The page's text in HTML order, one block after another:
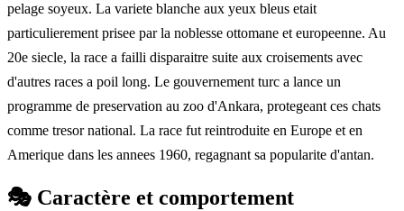
pelage soyeux. La variete blanche aux yeux bleus etait
particulierement prisee par la noblesse ottomane et europeenne. Au
20e siecle, la race a failli disparaitre suite aux croisements avec
d'autres races a poil long. Le gouvernement turc a lance un
programme de preservation au zoo d'Ankara, protegeant ces chats
comme tresor national. La race fut reintroduite en Europe et en
Amerique dans les annees 1960, regagnant sa popularite d'antan.
🎭 Caractère et comportement